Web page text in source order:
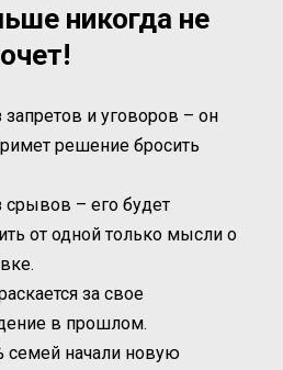
никогда не
запретов и уговоров – он
решение бросить
срывов – его будет
от одной только мысли о
за свое
в прошлом.
семей начали новую